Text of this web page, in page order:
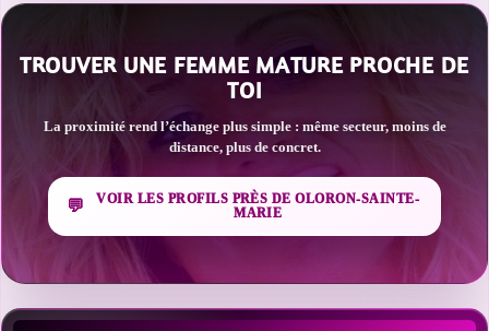
TROUVER UNE FEMME MATURE PROCHE DE
TOI
La proximité rend l’échange plus simple : même secteur, moins de
distance, plus de concret.
VOIR LES PROFILS PRÈS DE OLORON-SAINTE-
MARIE